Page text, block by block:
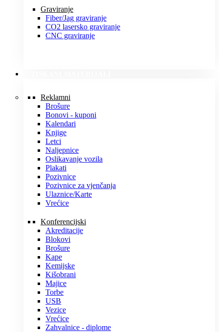
Graviranje
Fiber/Jag graviranje
CO2 lasersko graviranje
CNC graviranje
Reklamni
Brošure
Bonovi - kuponi
Kalendari
Knjige
Letci
Naljepnice
Oslikavanje vozila
Plakati
Pozivnice
Pozivnice za vjenčanja
Ulaznice/Karte
Vrećice
Konferencijski
Akreditacije
Blokovi
Brošure
Kape
Kemijske
Kišobrani
Majice
Torbe
USB
Vezice
Vrećice
Zahvalnice - diplome